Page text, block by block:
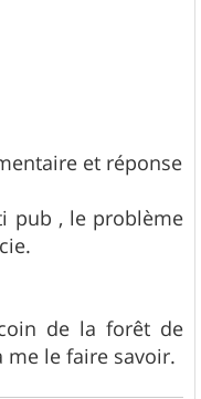
et réponse
pub , le problème
de la forêt de
me le faire savoir.